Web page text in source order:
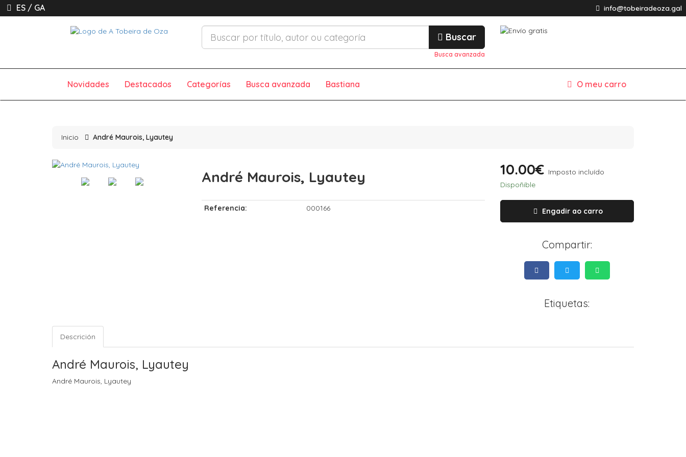
ES / GA info@tobeiradeoza.gal
Buscar
Busca avanzada
Novidades Destacados Categorías Busca avanzada Bastiana O meu carro
Inicio André Maurois, Lyautey
André Maurois, Lyautey
Referencia: 000166
10.00€ Imposto incluído
Dispoñible
Engadir ao carro
Compartir:
Etiquetas:
Descrición
André Maurois, Lyautey
André Maurois, Lyautey